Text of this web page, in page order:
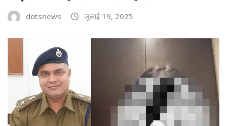
dotsnews जुलाई 19, 2025